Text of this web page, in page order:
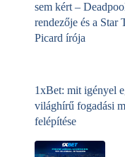
sem kért –
rendezője és a Star
Picard írója
1xBet: mit igényel
világhírű fogadási
felépítése